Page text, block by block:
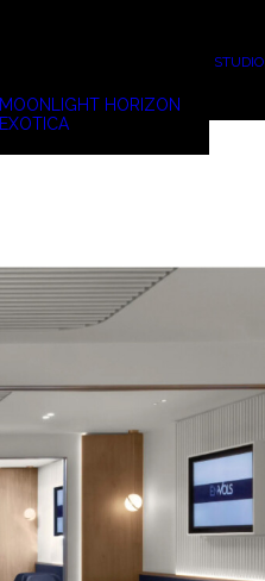
MOONLIGHT HORIZON
EXOTICA
STUDIO